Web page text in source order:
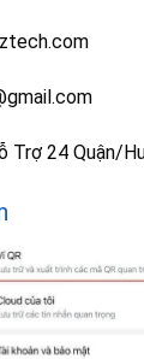
Trợ 24 Quận/